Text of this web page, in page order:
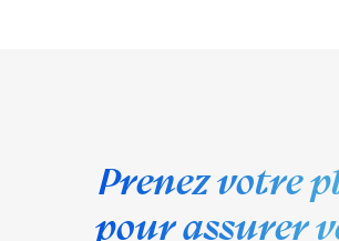
Prenez votre
pour assurer